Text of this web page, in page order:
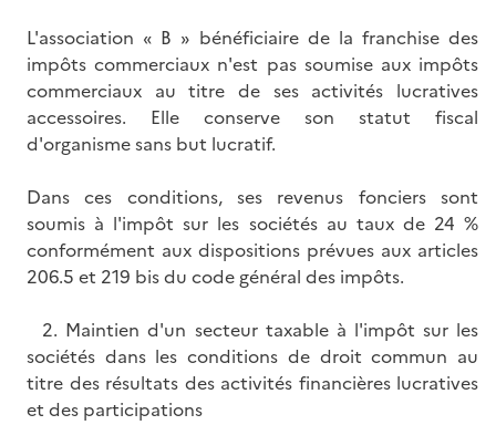
L'association « B » bénéficiaire de la franchise des
impôts commerciaux n'est pas soumise aux impôts
commerciaux au titre de ses activités lucratives
accessoires. Elle conserve son statut fiscal
d'organisme sans but lucratif.
Dans ces conditions, ses revenus fonciers sont
soumis à l'impôt sur les sociétés au taux de 24 %
conformément aux dispositions prévues aux articles
206.5 et 219 bis du code général des impôts.
2. Maintien d'un secteur taxable à l'impôt sur les
sociétés dans les conditions de droit commun au
titre des résultats des activités financières lucratives
et des participations